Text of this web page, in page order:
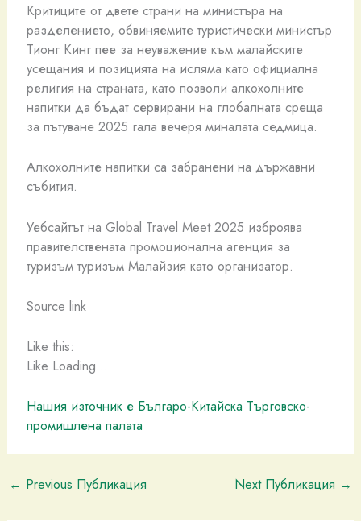
Критиците от двете страни на министъра на
разделението, обвиняемите туристически министър
Тионг Кинг пее за неуважение към малайските
усещания и позицията на исляма като официална
религия на страната, като позволи алкохолните
напитки да бъдат сервирани на глобалната среща
за пътуване 2025 гала вечеря миналата седмица.
Алкохолните напитки са забранени на държавни
събития.
Уебсайтът на Global Travel Meet 2025 изброява
правителствената промоционална агенция за
туризъм туризъм Малайзия като организатор.
Source link
Like this:
Like Loading…
Нашия източник е Българо-Китайска Търговско-
промишлена палaта
← Previous Публикация Next Публикация →